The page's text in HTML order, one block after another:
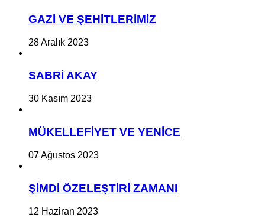
GAZİ VE ŞEHİTLERİMİZ
28 Aralık 2023
SABRİ AKAY
30 Kasım 2023
MÜKELLEFİYET VE YENİCE
07 Ağustos 2023
ŞİMDİ ÖZELEŞTİRİ ZAMANI
12 Haziran 2023